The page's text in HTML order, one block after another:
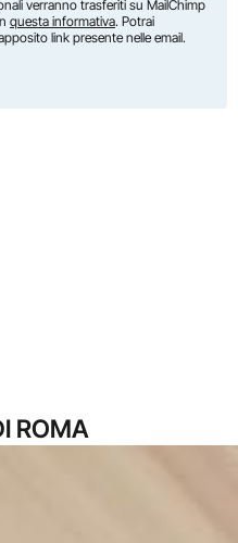
verranno trasferiti su MailChimp
questa informativa. Potrai
link presente nelle email.
ROMA